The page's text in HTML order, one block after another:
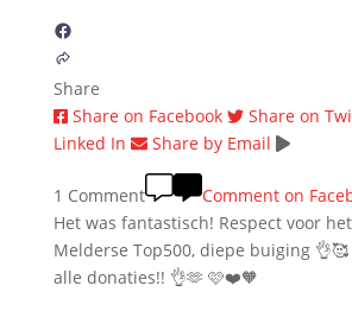
Share
Share on Facebook
Share on
Linked In
Share by Email
1 Comment
Comment on
Het was fantastisch! Respect voor
Melderse Top500, diepe buiging
alle donaties!! 👌🫶 🩷❤️🧡